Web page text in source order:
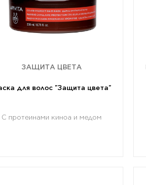
ЗАЩИТА ЦВЕТА
для волос "Защита цвета"
С протеинами киноа и медом